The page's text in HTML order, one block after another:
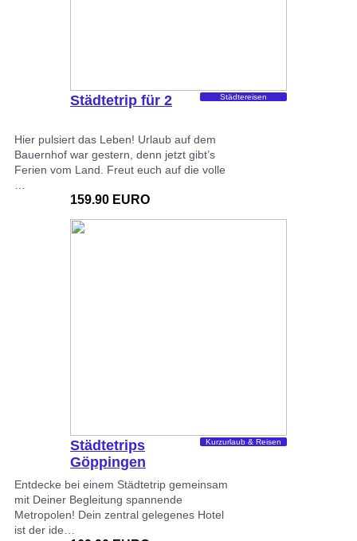
Städtetrip für 2 Städtereisen
Hier pulsiert das Leben! Urlaub auf dem
Bauernhof war gestern, denn jetzt gibt’s
Ferien vom Land. Freut euch auf die volle
159.90 EURO
Städtetrips
Göppingen
Kurzurlaub & Reisen
Entdecke bei einem Städtetrip gemeinsam
mit Deiner Begleitung spannende
Metropolen! Dein zentral gelegenes Hotel
ist der ide…